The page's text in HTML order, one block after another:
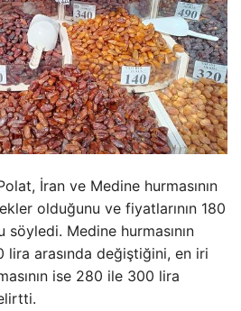
İran ve Medine hurmasının
olduğunu ve fiyatlarının 180
söyledi. Medine hurmasının
lira arasında değiştiğini, en iri
ise 280 ile 300 lira